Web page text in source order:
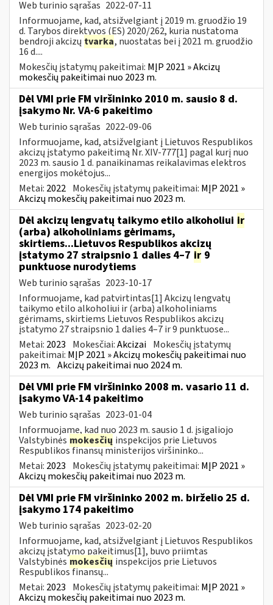
Web turinio sąrašas 2022-07-11
Informuojame, kad, atsižvelgiant į 2019 m. gruodžio 19
d. Tarybos direktyvos (ES) 2020/262, kuria nustatoma
bendroji akcizų tvarka, nuostatas bei į 2021 m. gruodžio
16 d....
Mokesčių įstatymų pakeitimai: MĮP 2021 » Akcizų
mokesčių pakeitimai nuo 2023 m.
Dėl VMI prie FM viršininko 2010 m. sausio 8 d.
įsakymo Nr. VA-6 pakeitimo
Web turinio sąrašas 2022-09-06
Informuojame, kad, atsižvelgiant į Lietuvos Respublikos
akcizų įstatymo pakeitimą Nr. XIV-777[1] pagal kurį nuo
2023 m. sausio 1 d. panaikinamas reikalavimas elektros
energijos mokėtojus...
Metai: 2022 Mokesčių įstatymų pakeitimai: MĮP 2021 »
Akcizų mokesčių pakeitimai nuo 2023 m.
Dėl akcizų lengvatų taikymo etilo alkoholiui ir
(arba) alkoholiniams gėrimams,
skirtiems...Lietuvos Respublikos akcizų
įstatymo 27 straipsnio 1 dalies 4–7 ir 9
punktuose nurodytiems
Web turinio sąrašas 2023-10-17
Informuojame, kad patvirtintas[1] Akcizų lengvatų
taikymo etilo alkoholiui ir (arba) alkoholiniams
gėrimams, skirtiems Lietuvos Respublikos akcizų
įstatymo 27 straipsnio 1 dalies 4–7 ir 9 punktuose...
Metai: 2023 Mokesčiai:Akcizai Mokesčių įstatymų
pakeitimai: MĮP 2021 » Akcizų mokesčių pakeitimai nuo
2023 m. Akcizų pakeitimai nuo 2024 m.
Dėl VMI prie FM viršininko 2008 m. vasario 11 d.
įsakymo VA-14 pakeitimo
Web turinio sąrašas 2023-01-04
Informuojame, kad nuo 2023 m. sausio 1 d. įsigaliojo
Valstybinės mokesčių inspekcijos prie Lietuvos
Respublikos finansų ministerijos viršininko...
Metai: 2023 Mokesčių įstatymų pakeitimai: MĮP 2021 »
Akcizų mokesčių pakeitimai nuo 2023 m.
Dėl VMI prie FM viršininko 2002 m. birželio 25 d.
įsakymo 174 pakeitimo
Web turinio sąrašas 2023-02-20
Informuojame, kad, atsižvelgiant į Lietuvos Respublikos
akcizų įstatymo pakeitimus[1], buvo priimtas
Valstybinės mokesčių inspekcijos prie Lietuvos
Respublikos finansų...
Metai: 2023 Mokesčių įstatymų pakeitimai: MĮP 2021 »
Akcizų mokesčių pakeitimai nuo 2023 m.